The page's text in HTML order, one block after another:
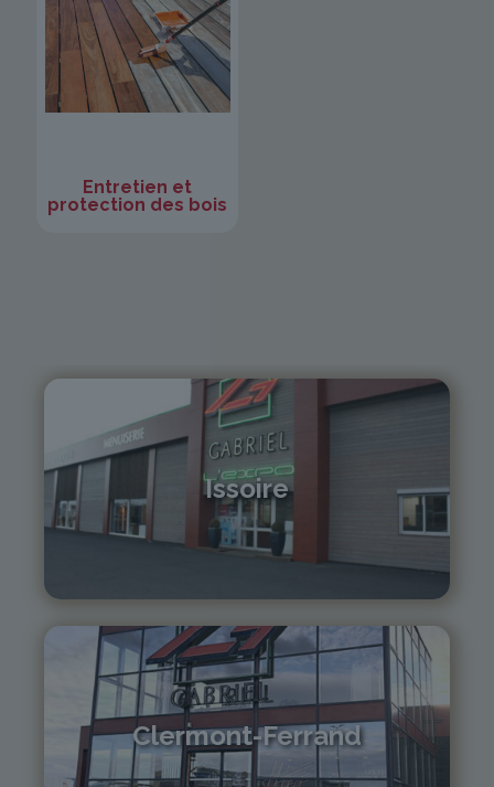
Entretien et
protection des bois
Issoire
04 73 55 06 09
Clermont-Ferrand